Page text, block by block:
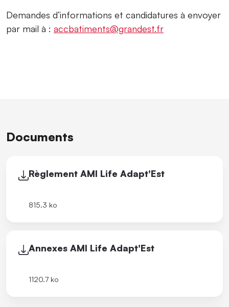
Demandes d’informations et candidatures à envoyer
par mail à : accbatiments@grandest.fr
Documents
Règlement AMI Life Adapt'Est
815.3 ko
Annexes AMI Life Adapt'Est
1120.7 ko